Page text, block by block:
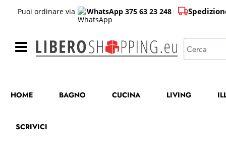
Puoi ordinare via WhatsApp 375 63 23 248
HOME BAGNO CUCINA LIVING
SCRIVICI